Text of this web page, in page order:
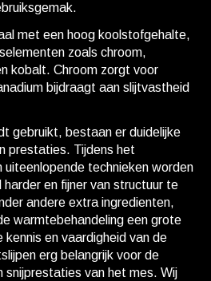
met een hoog koolstofgehalte,
zoals chroom,
kobalt. Chroom zorgt voor
bijdraagt aan slijtvastheid
gebruikt, bestaan er duidelijke
prestaties. Tijdens het
uiteenlopende technieken worden
en fijner van structuur te
andere extra ingredienten,
warmtebehandeling een grote
en vaardigheid van de
erg belangrijk voor de
snijprestaties van het mes. Wij